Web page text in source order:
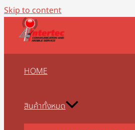
Skip to content
HOME
สินค้าทั้งหมด